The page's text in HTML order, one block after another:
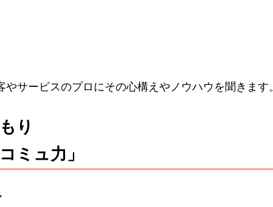
サービスのプロにその心構えやノウハウを聞きます。
り
ミュ力」